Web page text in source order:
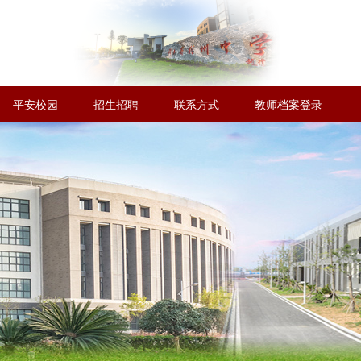
平安校园 招生招聘 联系方式 教师档案登录